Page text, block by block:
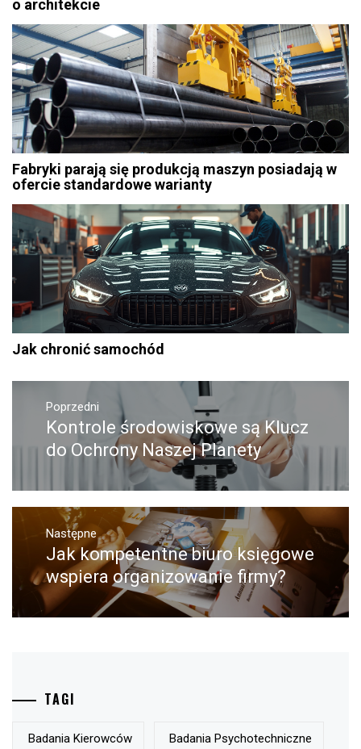
o architekcie
Fabryki parają się produkcją maszyn posiadają w
ofercie standardowe warianty
Jak chronić samochód
Nawigacja
wpisuPoprzedni
Poprzedni
wpis:
Kontrole środowiskowe są Klucz
do Ochrony Naszej Planety
Następne
Następny
post:
Jak kompetentne biuro księgowe
wspiera organizowanie firmy?
TAGI
Badania Kierowców Badania Psychotechniczne